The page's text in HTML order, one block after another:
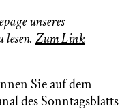
unseres
Zum Link
Sie auf dem
des Sonntagsblatts